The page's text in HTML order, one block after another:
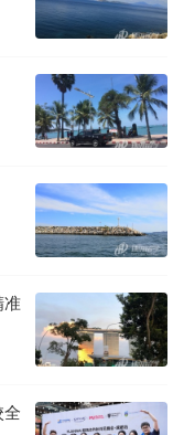
准
全